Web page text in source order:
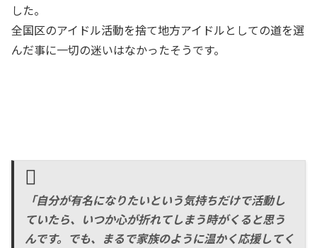
した。
全国区のアイドル活動を捨て地方アイドルとしての道を選
んだ事に一切の迷いはなかったそうです。
「自分が有名になりたいという気持ちだけで活動し
ていたら、いつか心が折れてしまう時がくると思う
んです。でも、まるで家族のように温かく応援してく